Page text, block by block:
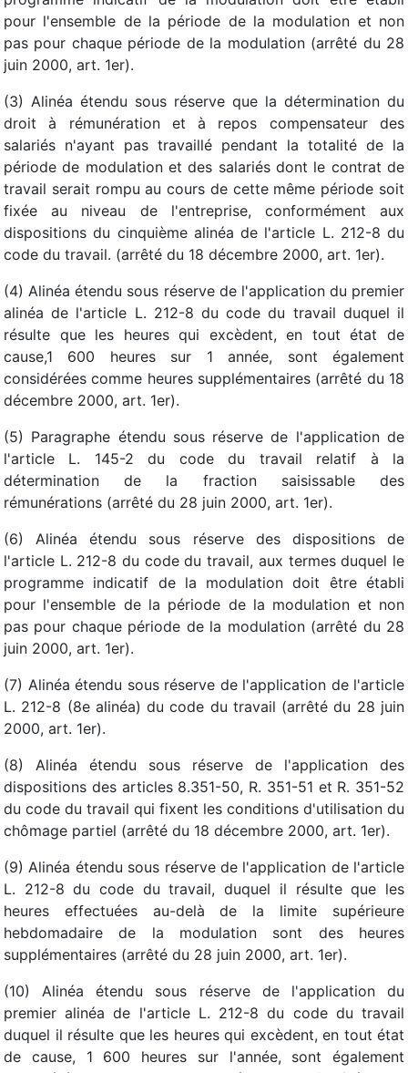
pour l'ensemble de la période de la modulation et non
pas pour chaque période de la modulation (arrêté du 28
juin 2000, art. 1er).
(3) Alinéa étendu sous réserve que la détermination du
droit à rémunération et à repos compensateur des
salariés n'ayant pas travaillé pendant la totalité de la
période de modulation et des salariés dont le contrat de
travail serait rompu au cours de cette même période soit
fixée au niveau de l'entreprise, conformément aux
dispositions du cinquième alinéa de l'article L. 212-8 du
code du travail. (arrêté du 18 décembre 2000, art. 1er).
(4) Alinéa étendu sous réserve de l'application du premier
alinéa de l'article L. 212-8 du code du travail duquel il
résulte que les heures qui excèdent, en tout état de
cause,1 600 heures sur 1 année, sont également
considérées comme heures supplémentaires (arrêté du 18
décembre 2000, art. 1er).
(5) Paragraphe étendu sous réserve de l'application de
l'article L. 145-2 du code du travail relatif à la
détermination de la fraction saisissable des
rémunérations (arrêté du 28 juin 2000, art. 1er).
(6) Alinéa étendu sous réserve des dispositions de
l'article L. 212-8 du code du travail, aux termes duquel le
programme indicatif de la modulation doit être établi
pour l'ensemble de la période de la modulation et non
pas pour chaque période de la modulation (arrêté du 28
juin 2000, art. 1er).
(7) Alinéa étendu sous réserve de l'application de l'article
L. 212-8 (8e alinéa) du code du travail (arrêté du 28 juin
2000, art. 1er).
(8) Alinéa étendu sous réserve de l'application des
dispositions des articles 8.351-50, R. 351-51 et R. 351-52
du code du travail qui fixent les conditions d'utilisation du
chômage partiel (arrêté du 18 décembre 2000, art. 1er).
(9) Alinéa étendu sous réserve de l'application de l'article
L. 212-8 du code du travail, duquel il résulte que les
heures effectuées au-delà de la limite supérieure
hebdomadaire de la modulation sont des heures
supplémentaires (arrêté du 28 juin 2000, art. 1er).
(10) Alinéa étendu sous réserve de l'application du
premier alinéa de l'article L. 212-8 du code du travail
duquel il résulte que les heures qui excèdent, en tout état
de cause, 1 600 heures sur l'année, sont également